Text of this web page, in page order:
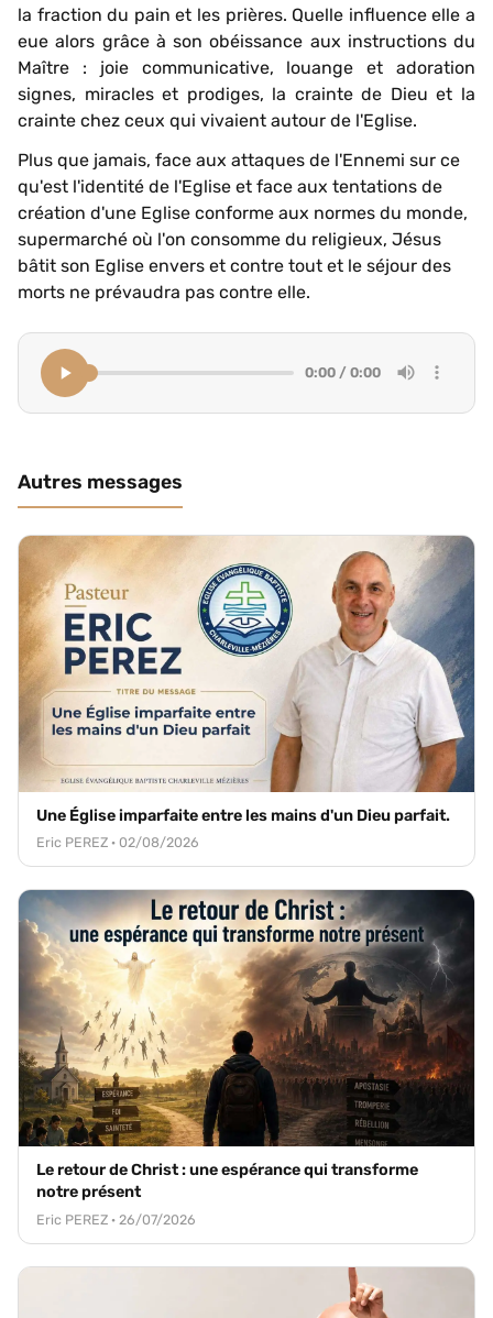
la fraction du pain et les prières. Quelle influence elle a
eue alors grâce à son obéissance aux instructions du
Maître : joie communicative, louange et adoration
signes, miracles et prodiges, la crainte de Dieu et la
crainte chez ceux qui vivaient autour de l'Eglise.
Plus que jamais, face aux attaques de l'Ennemi sur ce
qu'est l'identité de l'Eglise et face aux tentations de
création d'une Eglise conforme aux normes du monde,
supermarché où l'on consomme du religieux, Jésus
bâtit son Eglise envers et contre tout et le séjour des
morts ne prévaudra pas contre elle.
0:00 / 0:00
Autres messages
Une Église imparfaite entre les mains d'un Dieu parfait.
Eric PEREZ · 02/08/2026
Le retour de Christ : une espérance qui transforme
notre présent
Eric PEREZ · 26/07/2026